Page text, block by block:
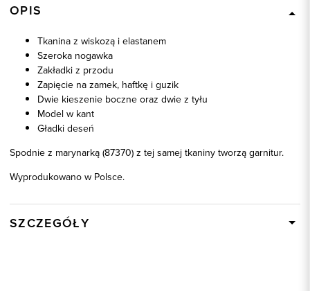
OPIS
Tkanina z wiskozą i elastanem
Szeroka nogawka
Zakładki z przodu
Zapięcie na zamek, haftkę i guzik
Dwie kieszenie boczne oraz dwie z tyłu
Model w kant
Gładki deseń
Spodnie z marynarką (87370) z tej samej tkaniny tworzą garnitur.
Wyprodukowano w Polsce.
SZCZEGÓŁY